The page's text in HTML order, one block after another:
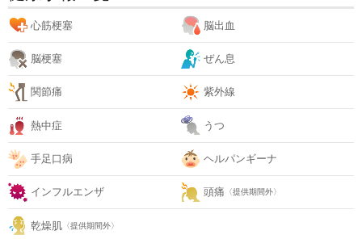
心筋梗塞 脳出血
脳梗塞 ぜん息
関節痛 紫外線
熱中症 うつ
手足口病 ヘルパンギーナ
インフルエンザ 頭痛 〈提供期間外〉
乾燥肌 〈提供期間外〉